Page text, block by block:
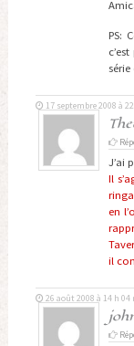
PS:
17 septembre 2008 à
J’ai
Il
en
il
26 août 2008 à 14 h 04